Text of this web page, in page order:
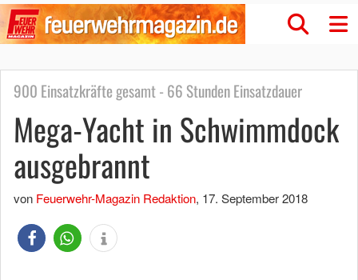
900 Einsatzkräfte gesamt - 66 Stunden Einsatzdauer
Mega-Yacht in Schwimmdock
ausgebrannt
von Feuerwehr-Magazin Redaktion, 17. September 2018